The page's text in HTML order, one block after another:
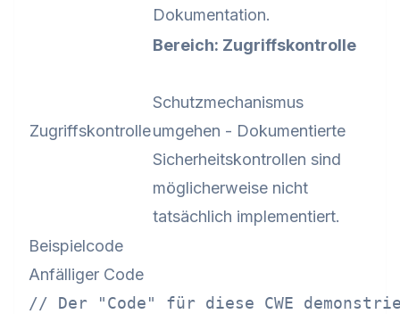
Dokumentation.
Zugriffskontrolle
Bereich: Zugriffskontrolle
Schutzmechanismus
umgehen - Dokumentierte
Sicherheitskontrollen sind
möglicherweise nicht
tatsächlich implementiert.
Beispielcode
Anfälliger Code
// Der "Code" für diese CWE